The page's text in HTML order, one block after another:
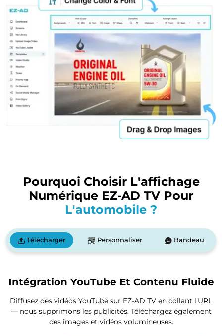
Pourquoi Choisir L'affichage
Numérique EZ-AD TV Pour
L'automobile ?
Télécharger Personnaliser Bandeau
Intégration YouTube Et Contenu Fluide
Diffusez des vidéos YouTube sur EZ-AD TV en collant l'URL
— nous supprimons les publicités. Téléchargez également
des images et vidéos volumineuses.